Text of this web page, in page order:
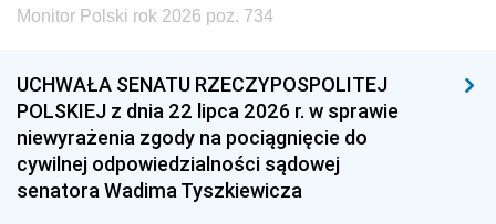
Monitor Polski rok 2026 poz. 734
UCHWAŁA SENATU RZECZYPOSPOLITEJ
POLSKIEJ z dnia 22 lipca 2026 r. w sprawie
niewyrażenia zgody na pociągnięcie do
cywilnej odpowiedzialności sądowej
senatora Wadima Tyszkiewicza